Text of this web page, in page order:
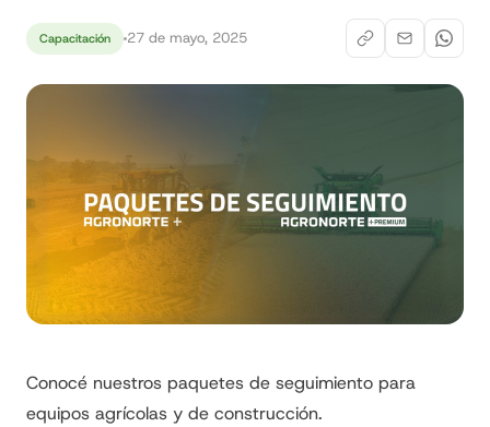
Capacitación 27 de mayo, 2025
Conocé nuestros paquetes de seguimiento para
equipos agrícolas y de construcción.